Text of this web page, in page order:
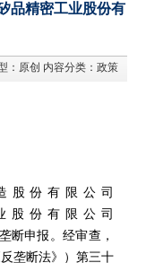
品精密工业股份有
： 原创 内容分类： 政策
份有限公司
股份有限公司
断申报。经审查，
垄断法》）第三十